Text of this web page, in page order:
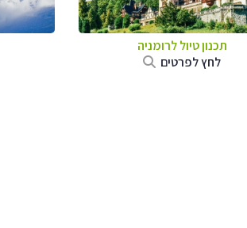
תכנון טיול לרומניה
לחץ לפרטים